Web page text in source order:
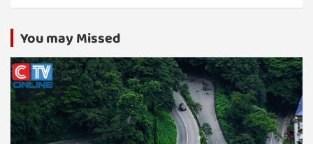
You may Missed